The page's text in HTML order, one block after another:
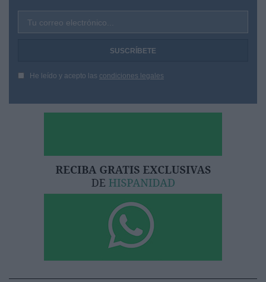
Tu correo electrónico...
He leído y acepto las condiciones legales